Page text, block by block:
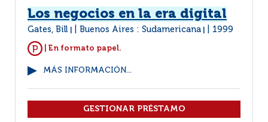
Los negocios en la era digital
Gates, Bill Buenos Aires : Sudamericana 1999
| En formato papel.
MÁS INFORMACIÓN...